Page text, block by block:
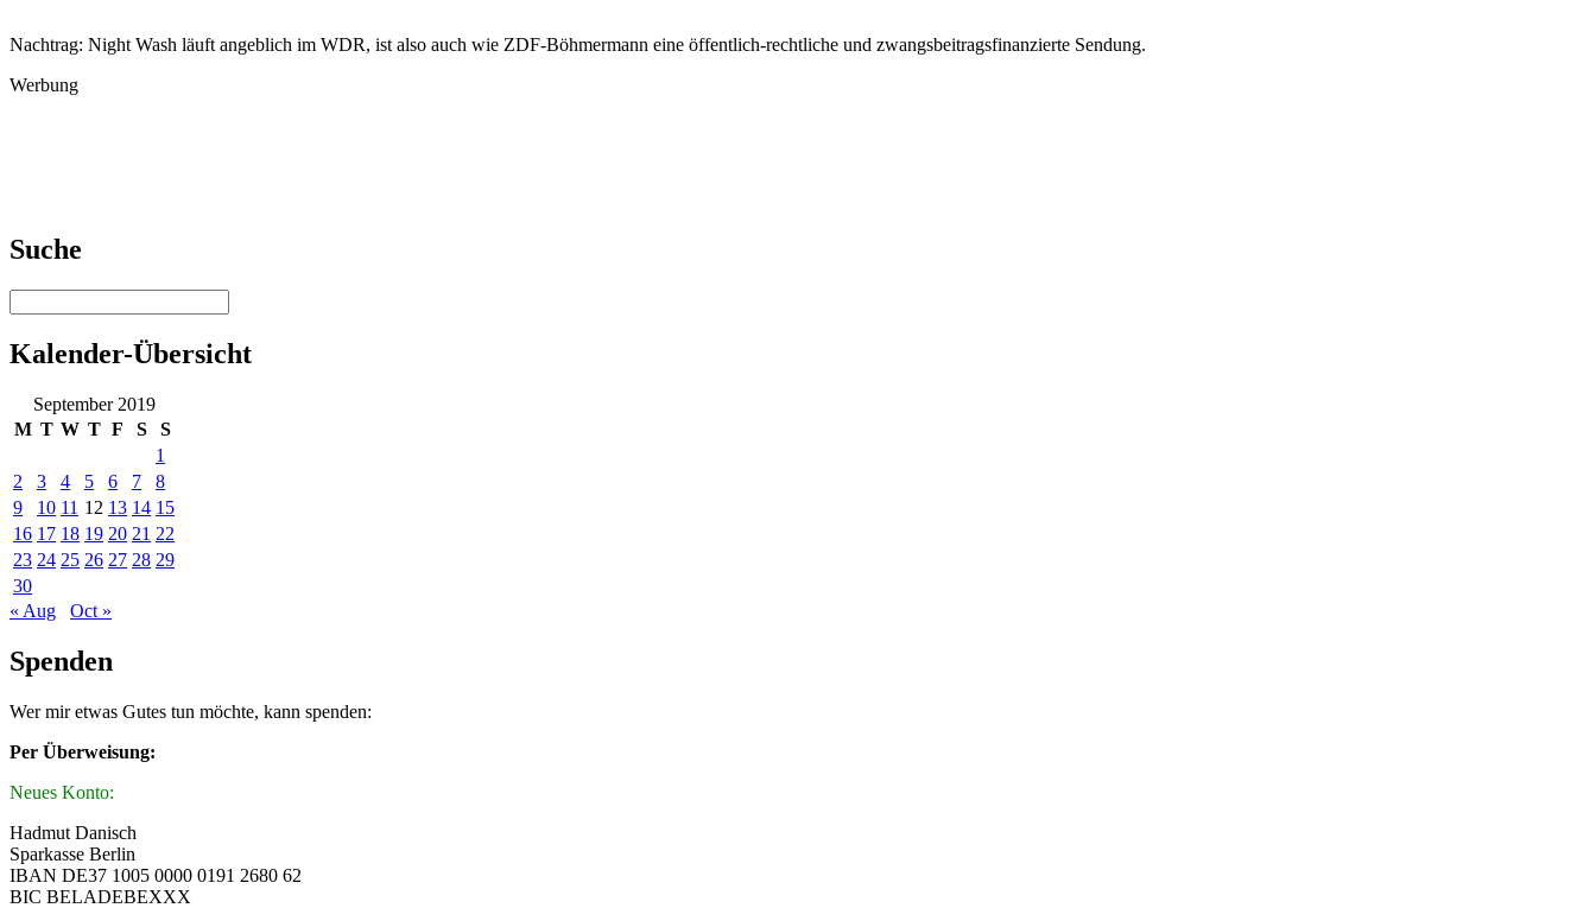
Nachtrag: Night Wash läuft angeblich im WDR, ist also auch wie ZDF-Böhmermann eine öffentlich-rechtliche und zwangsbeitragsfinanzierte Sendung.
Werbung
Suche
Kalender-Übersicht
September 2019
M T W T F S
S
1
2
3 4 5 6 7
8
9
10 11 12 13 14 15
16 17 18 19 20 21 22
23 24 25 26 27 28 29
30
« Aug
Oct »
Spenden
Wer mir etwas Gutes tun möchte, kann spenden:
Per Überweisung:
Neues Konto:
Hadmut Danisch
Sparkasse Berlin
IBAN DE37 1005 0000 0191 2680 62
BIC BELADEBEXXX